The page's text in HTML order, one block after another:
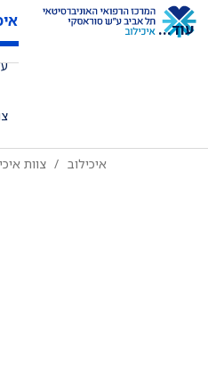
עוד...
רופאה
איכילוב צוות